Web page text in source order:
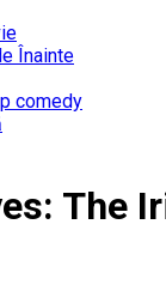
Înainte
comedy
The